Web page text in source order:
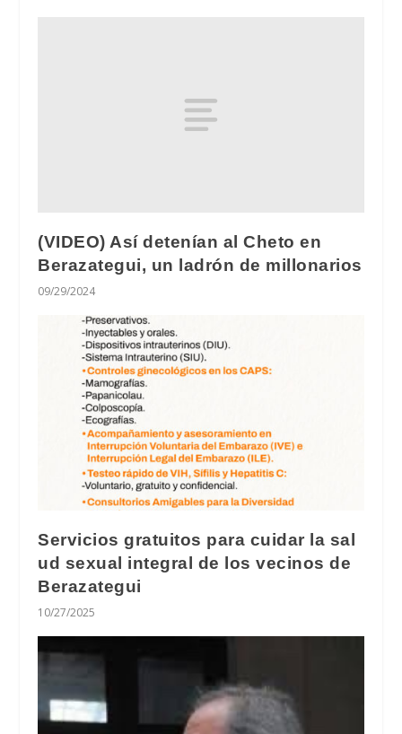
(VIDEO) Así detenían al Cheto en
Berazategui, un ladrón de millonarios
09/29/2024
Servicios gratuitos para cuidar la sal
ud sexual integral de los vecinos de
Berazategui
10/27/2025